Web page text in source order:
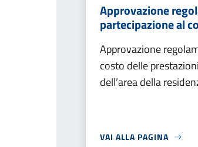
Approvazione
partecipazione al
Approvazione
costo delle
dell’area della
VAI ALLA PAGINA